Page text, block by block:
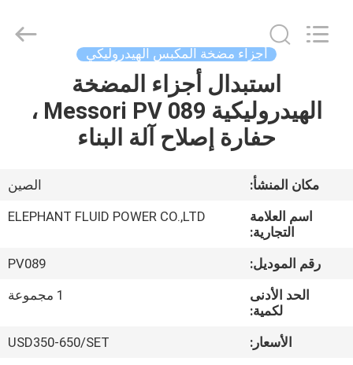
معلومات
جولة
المعمل
Co.,Ltd.
أجزاء مضخة المكبس الهيدروليكي
استبدال أجزاء المضخة
الهيدروليكية Messori PV 089 ،
حفارة إصلاح آلة البناء
مكان المنشأ:
الصين
اسم العلامة
التجارية:
ELEPHANT FLUID POWER CO.,LTD
رقم الموديل:
PV089
الحد الأدنى
لكمية:
1 مجموعة
الأسعار:
USD350-650/SET